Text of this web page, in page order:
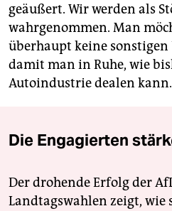
geäußert. Wir werden als
wahrgenommen. Man
überhaupt keine
damit man in Ruhe, wie
Autoindustrie dealen kann.
Die Engagierten
Der drohende Erfolg der
Landtagswahlen zeigt, wie